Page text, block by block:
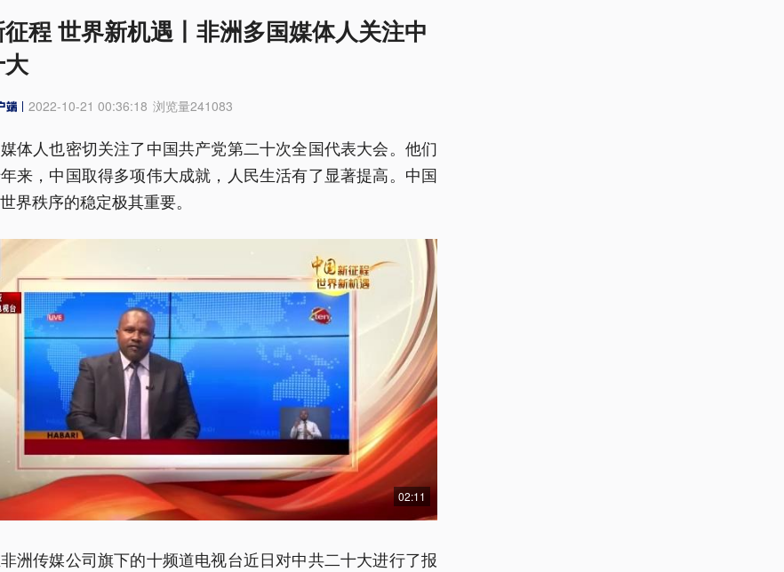
程 世界新机遇丨非洲多国媒体人关注中
2022-10-21 00:36:18 浏览量241083
体人也密切关注了中国共产党第二十次全国代表大会。他们
来，中国取得多项伟大成就，人民生活有了显著提高。中国
界秩序的稳定极其重要。
02:11
洲传媒公司旗下的十频道电视台近日对中共二十大进行了报